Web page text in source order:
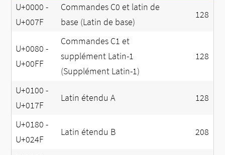
U+0000 -
U+007F
Commandes C0 et latin de
base (Latin de base)
128
U+0080 -
U+00FF
Commandes C1 et
supplément Latin-1
(Supplément Latin-1)
128
U+0100 -
U+017F
Latin étendu A 128
U+0180 -
U+024F
Latin étendu B 208